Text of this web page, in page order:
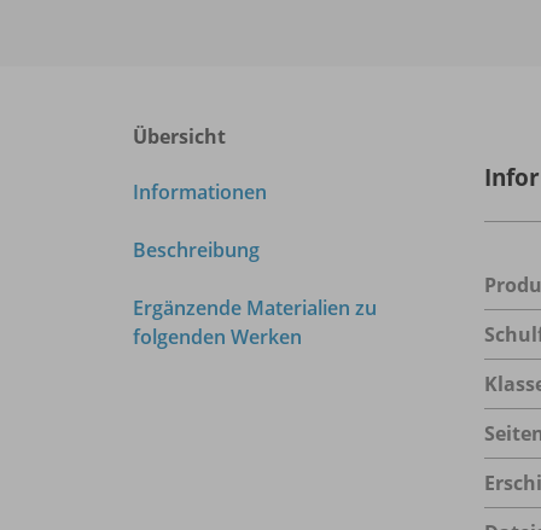
Übersicht
Informationen
Beschreibung
Ergänzende Materialien zu
folgenden Werken